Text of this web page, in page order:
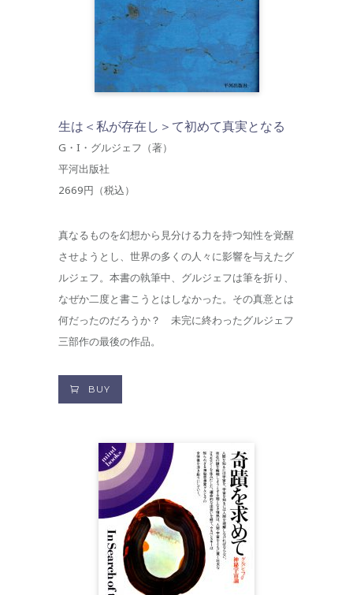
生は＜私が存在し＞て初めて真実となる
G・I・グルジェフ（著）
平河出版社
2669円（税込）
真なるものを幻想から見分ける力を持つ知性を覚醒
させようとし、世界の多くの人々に影響を与えたグ
ルジェフ。本書の執筆中、グルジェフは筆を折り、
なぜか二度と書こうとはしなかった。その真意とは
何だったのだろうか？ 未完に終わったグルジェフ
三部作の最後の作品。
BUY